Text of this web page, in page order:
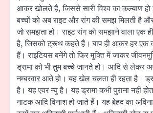
आकर खोलते हैं, जिससे सारी विश्व का कल्याण हो
बच्चों को अब राइट और रांग की समझ मिलती है
जो समझता हो। राइट रांग को समझाने वाला एक
है, जिसको ट्रूथ कहते हैं। बाप ही आकर हर एक
हैं। राइटियस बनेंगे तो फिर मुक्ति में जाकर
ड्रामा को भी तुम बच्चे जानते हो। आदि से लेकर
नम्बरवार आते हो। यह खेल चलता ही रहता है।
है। यह एवर न्यु है। यह ड्रामा कभी पुराना नहीं
नाटक आदि विनाश हो जाते हैं। यह बेहद का